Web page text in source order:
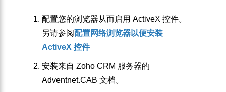
配置您的浏览器从而启用 ActiveX 控件。
另请参阅配置网络浏览器以便安装
ActiveX 控件
安装来自 Zoho CRM 服务器的
Adventnet.CAB 文档。